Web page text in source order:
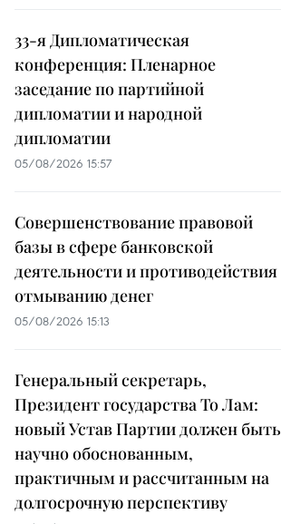
33-я Дипломатическая
конференция: Пленарное
заседание по партийной
дипломатии и народной
дипломатии
05/08/2026 15:57
Совершенствование правовой
базы в сфере банковской
деятельности и противодействия
отмыванию денег
05/08/2026 15:13
Генеральный секретарь,
Президент государства То Лам:
новый Устав Партии должен быть
научно обоснованным,
практичным и рассчитанным на
долгосрочную перспективу